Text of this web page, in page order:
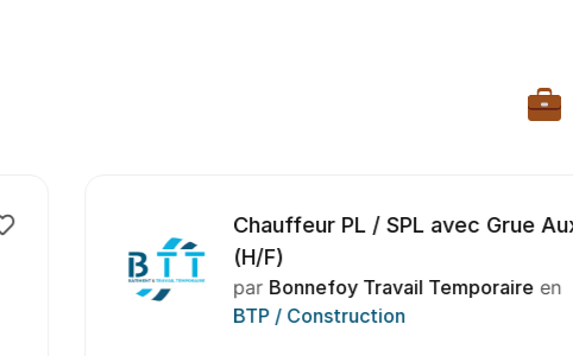
Chauffeur PL / SPL avec Grue Auxiliaire
(H/F)
parBonnefoy Travail Temporaireen
BTP / Construction